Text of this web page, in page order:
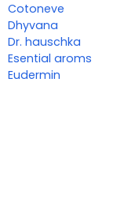
Cotoneve
Dhyvana
Dr. hauschka
Esential aroms
Eudermin